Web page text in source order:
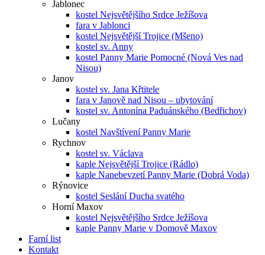
Jablonec
kostel Nejsvětějšího Srdce Ježíšova
fara v Jablonci
kostel Nejsvětější Trojice (Mšeno)
kostel sv. Anny
kostel Panny Marie Pomocné (Nová Ves nad
Nisou)
Janov
kostel sv. Jana Křtitele
fara v Janově nad Nisou – ubytování
kostel sv. Antonína Paduánského (Bedřichov)
Lučany
kostel Navštívení Panny Marie
Rychnov
kostel sv. Václava
kaple Nejsvětější Trojice (Rádlo)
kaple Nanebevzetí Panny Marie (Dobrá Voda)
Rýnovice
kostel Seslání Ducha svatého
Horní Maxov
kostel Nejsvětějšího Srdce Ježíšova
kaple Panny Marie v Domově Maxov
Farní list
Kontakt